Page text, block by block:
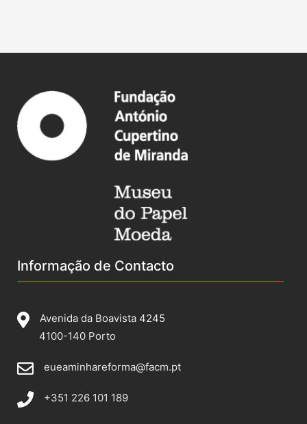
Informação de Contacto
Avenida da Boavista 4245
4100-140 Porto
eueaminhareforma@facm.pt
+351 226 101 189